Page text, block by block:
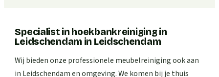
Specialist in hoekbankreiniging in
Leidschendamin Leidschendam
Wij bieden onze professionele meubelreiniging ook aan
in Leidschendam en omgeving. We komen bij je thuis